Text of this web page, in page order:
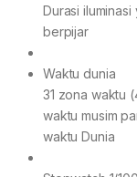
Durasi
berpijar
Waktu dunia
31 zona waktu
waktu musim
waktu Dunia